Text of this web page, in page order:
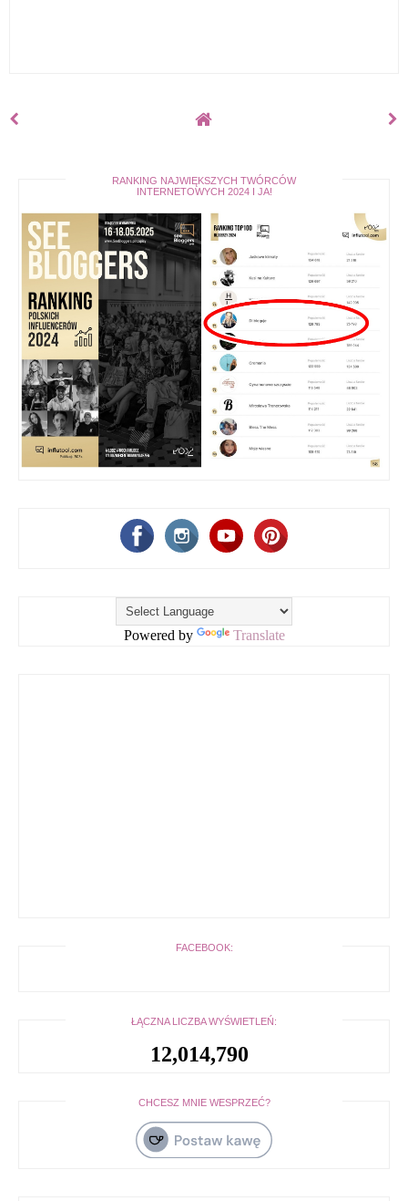
RANKING NAJWIĘKSZYCH TWÓRCÓW
INTERNETOWYCH 2024 I JA!
Powered by Translate
FACEBOOK:
ŁĄCZNA LICZBA WYŚWIETLEŃ:
12,014,790
CHCESZ MNIE WESPRZEĆ?